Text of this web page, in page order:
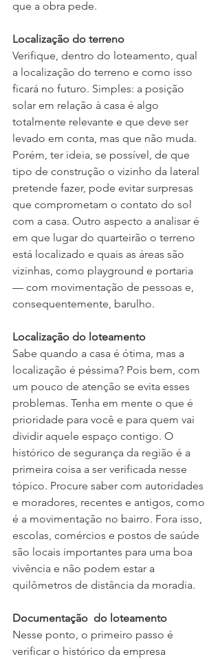
que a obra pede.
Localização do terreno
Verifique, dentro do loteamento, qual
a localização do terreno e como isso
ficará no futuro. Simples: a posição
solar em relação à casa é algo
totalmente relevante e que deve ser
levado em conta, mas que não muda.
Porém, ter ideia, se possível, de que
tipo de construção o vizinho da lateral
pretende fazer, pode evitar surpresas
que comprometam o contato do sol
com a casa. Outro aspecto a analisar é
em que lugar do quarteirão o terreno
está localizado e quais as áreas são
vizinhas, como playground e portaria
— com movimentação de pessoas e,
consequentemente, barulho.
Localização do loteamento
Sabe quando a casa é ótima, mas a
localização é péssima? Pois bem, com
um pouco de atenção se evita esses
problemas. Tenha em mente o que é
prioridade para você e para quem vai
dividir aquele espaço contigo. O
histórico de segurança da região é a
primeira coisa a ser verificada nesse
tópico. Procure saber com autoridades
e moradores, recentes e antigos, como
é a movimentação no bairro. Fora isso,
escolas, comércios e postos de saúde
são locais importantes para uma boa
vivência e não podem estar a
quilômetros de distância da moradia.
Documentação  do loteamento
Nesse ponto, o primeiro passo é
verificar o histórico da empresa